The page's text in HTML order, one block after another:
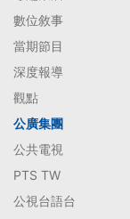
數位敘事
當期節目
深度報導
觀點
公廣集團
公共電視
PTS TW
公視台語台